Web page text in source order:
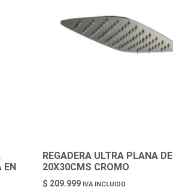
REGADERA ULTRA PLANA DE
20X30CMS CROMO
$ 209.999 IVA INCLUIDO